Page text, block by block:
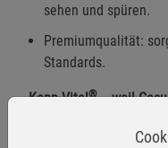
sehen und spüren.
Premiumqualität:
Standards.
Kopp Vital®– weil